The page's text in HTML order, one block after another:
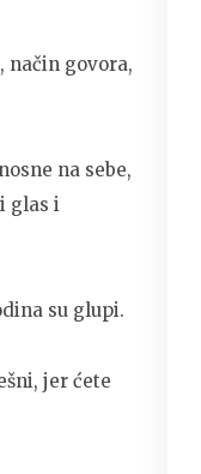
način govora,
na sebe,
glas i
su glupi.
jer ćete